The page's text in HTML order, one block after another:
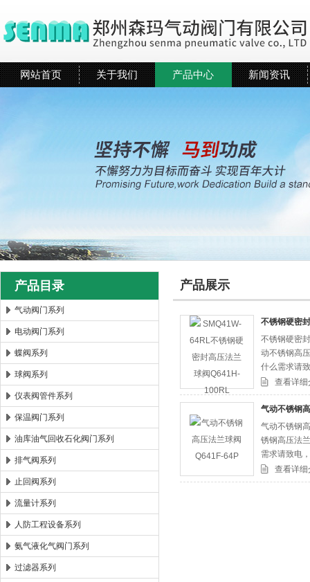
郑州森玛自控阀门有限公司
网站首页 关于我们 产品中心 新闻资讯
产品目录
气动阀门系列
电动阀门系列
蝶阀系列
球阀系列
仪表阀管件系列
保温阀门系列
油库油气回收石化阀门系列
排气阀系列
止回阀系列
流量计系列
人防工程设备系列
氨气液化气阀门系列
过滤器系列
产品展示
不锈钢硬密
不锈钢硬密
动不锈钢高
什么需求请
查看详细
气动不锈钢
气动不锈钢
锈钢高压法
需求请致电
查看详细